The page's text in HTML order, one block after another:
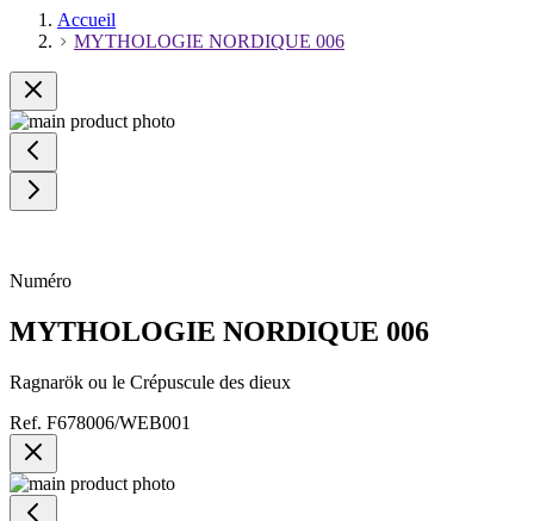
Accueil
MYTHOLOGIE NORDIQUE 006
Numéro
MYTHOLOGIE NORDIQUE 006
Ragnarök ou le Crépuscule des dieux
Ref. F678006/WEB001